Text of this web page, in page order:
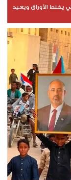
الأوراق ويعيد